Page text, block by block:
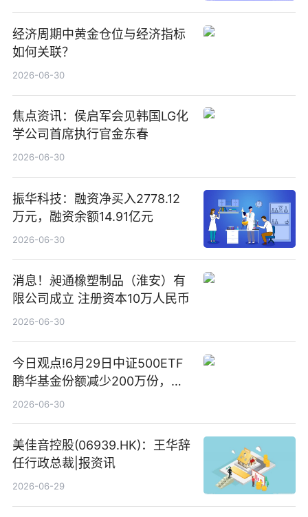
经济周期中黄金仓位与经济指标
如何关联？
2026-06-30
焦点资讯：侯启军会见韩国LG化
学公司首席执行官金东春
2026-06-30
振华科技：融资净买入2778.12
万元，融资余额14.91亿元
2026-06-30
消息！昶通橡塑制品（淮安）有
限公司成立 注册资本10万人民币
2026-06-30
今日观点!6月29日中证500ETF
鹏华基金份额减少200万份，重
仓股亨通光电、赤峰黄金、佰维
2026-06-30
美佳音控股(06939.HK)：王华辞
任行政总裁|报资讯
2026-06-29